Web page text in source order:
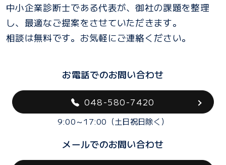
中小企業診断士である代表が、御社の課題を整理
し、最適なご提案をさせていただきます。
相談は無料です。お気軽にご連絡ください。
お電話でのお問い合わせ
048-580-7420
9:00～17:00（土日祝日除く）
メールでのお問い合わせ